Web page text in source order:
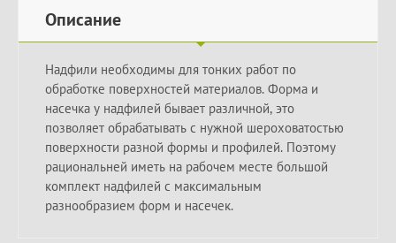
Описание
Надфили необходимы для тонких работ по
обработке поверхностей материалов. Форма и
насечка у надфилей бывает различной, это
позволяет обрабатывать с нужной шероховатостью
поверхности разной формы и профилей. Поэтому
рациональней иметь на рабочем месте большой
комплект надфилей с максимальным
разнообразием форм и насечек.